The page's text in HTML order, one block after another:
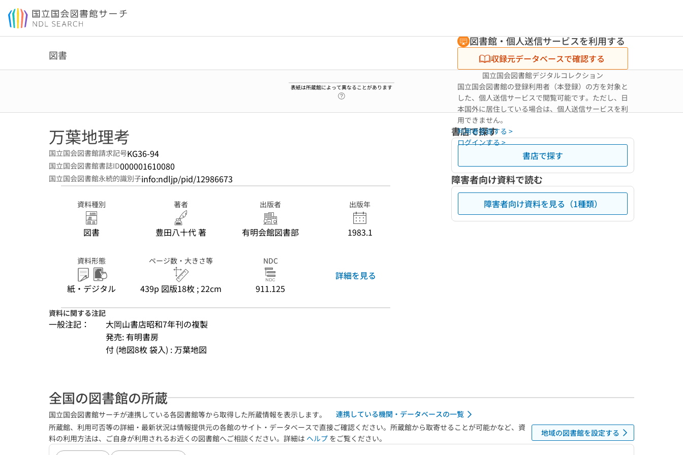
本文へ移動
図書
表紙は所蔵館によって異なることがあります
図書館・個人送信サービスを利用する
収録元データベースで確認する
国立国会図書館デジタルコレクション
国立国会図書館の登録利用者（本登録）の方を対象と
した、個人送信サービスで閲覧可能です。ただし、日
本国外に居住している場合は、個人送信サービスを利
用できません。
利用者登録する >
ログインする >
万葉地理考
国立国会図書館請求記号KG36-94
国立国会図書館書誌ID000001610080
国立国会図書館永続的識別子info:ndljp/pid/12986673
資料種別
図書
著者
豊田八十代 著
出版者
有明会館図書部
出版年
1983.1
資料形態
紙・デジタル
ページ数・大きさ等
439p 図版18枚 ; 22cm
NDC
911.125
詳細を見る
資料に関する注記
一般注記：
大岡山書店昭和7年刊の複製
発売: 有明書房
付 (地図8枚 袋入) : 万葉地図
書店で探す
書店で探す
障害者向け資料で読む
障害者向け資料を見る（1種類）
全国の図書館の所蔵
国立国会図書館サーチが連携している各図書館等から取得した所蔵情報を表示します。
連携している機関・データベースの一覧
所蔵館、利用可否等の詳細・最新状況は情報提供元の各館のサイト・データベースで直接ご確認ください。所蔵館から取寄せることが可能かなど、資
料の利用方法は、ご自身が利用されるお近くの図書館へご相談ください。詳細は ヘルプ をご覧ください。
地域の図書館を設定する